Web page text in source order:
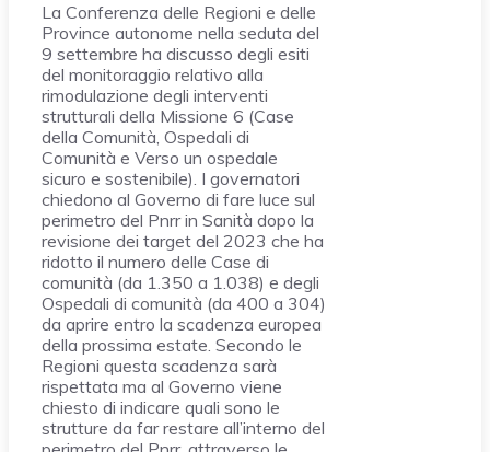
La Conferenza delle Regioni e delle
Province autonome nella seduta del
9 settembre ha discusso degli esiti
del monitoraggio relativo alla
rimodulazione degli interventi
strutturali della Missione 6 (Case
della Comunità, Ospedali di
Comunità e Verso un ospedale
sicuro e sostenibile). I governatori
chiedono al Governo di fare luce sul
perimetro del Pnrr in Sanità dopo la
revisione dei target del 2023 che ha
ridotto il numero delle Case di
comunità (da 1.350 a 1.038) e degli
Ospedali di comunità (da 400 a 304)
da aprire entro la scadenza europea
della prossima estate. Secondo le
Regioni questa scadenza sarà
rispettata ma al Governo viene
chiesto di indicare quali sono le
strutture da far restare all’interno del